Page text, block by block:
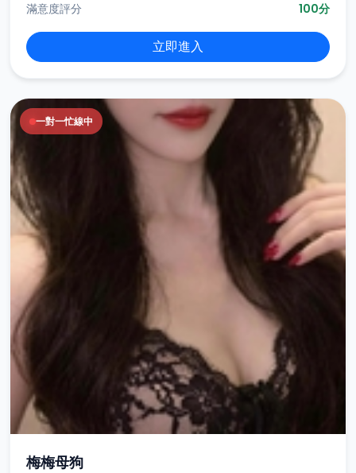
滿意度評分
100分
立即進入
一對一忙線中
梅梅母狗